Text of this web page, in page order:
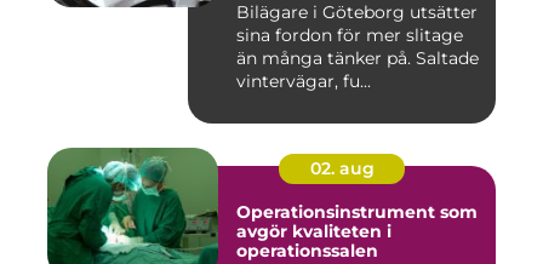
Bilägare i Göteborg utsätter
sina fordon för mer slitage
än många tänker på. Saltade
vintervägar, fu...
02. aug
Operationsinstrument som
avgör kvaliteten i
operationssalen